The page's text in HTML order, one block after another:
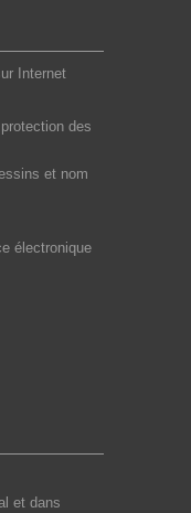
Internet
des
et nom
électronique
et dans